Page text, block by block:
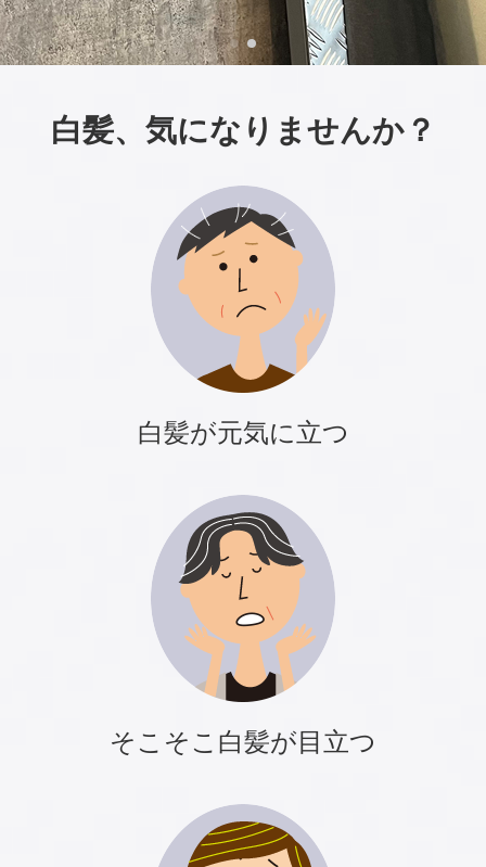
白髪、気になりませんか？
白髪が元気に立つ
そこそこ白髪が目立つ